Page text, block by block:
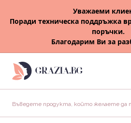
Уважаеми
Поради техническа поддръжка
поръчки.
Благодарим Ви за